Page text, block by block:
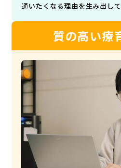
通いたくなる理由を生み出して
質の高い療